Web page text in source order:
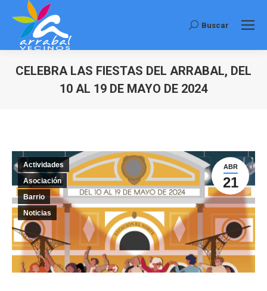
Buscar:
Buscar
CELEBRA LAS FIESTAS DEL ARRABAL, DEL
10 AL 19 DE MAYO DE 2024
ABR
21
Actividades
Asociación
Barrio
Noticias